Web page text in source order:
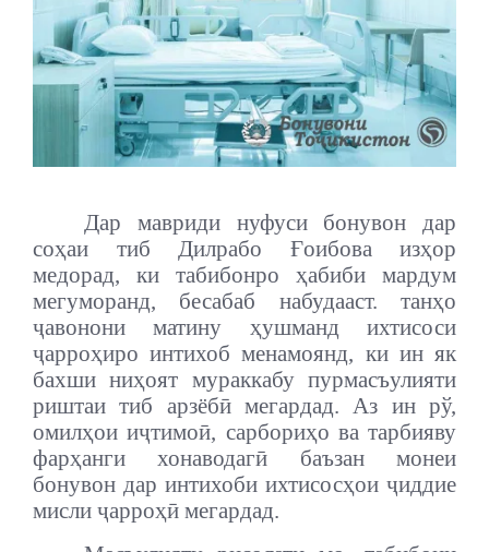
Дар мавриди нуфуси бонувон дар
соҳаи тиб Дилрабо Ғоибова изҳор
медорад, ки табибонро ҳабиби мардум
мегуморанд, бесабаб набудааст. танҳо
ҷавонони матину ҳушманд ихтисоси
ҷарроҳиро интихоб менамоянд, ки ин як
бахши ниҳоят мураккабу пурмасъулияти
риштаи тиб арзёбӣ мегардад. Аз ин рў,
омилҳои иҷтимоӣ, сарбориҳо ва тарбияву
фарҳанги хонаводагӣ баъзан монеи
бонувон дар интихоби ихтисосҳои ҷиддие
мисли ҷарроҳӣ мегардад.